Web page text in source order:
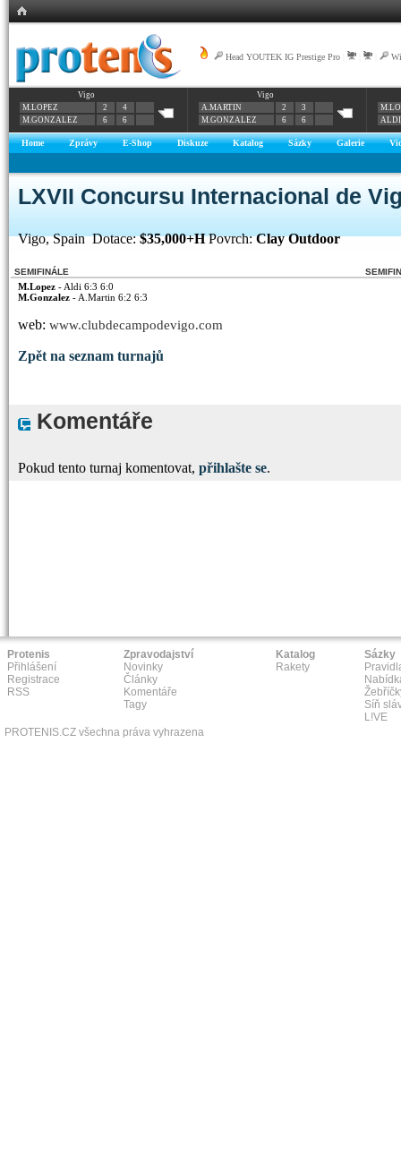
Head YOUTEK IG Prestige Pro
Vigo
M.LOPEZ
2
4
M.GONZALEZ
6 6
Vigo
A.MARTIN
2
3
M.GONZALEZ
6 6
ALDI
Home Zprávy E-Shop Diskuze Katalog Sázky Galerie
LXVII Concursu Internacional de
Vigo, Spain Dotace:$35,000+HPovrch:Clay Outdoor
SEMIFINÁLE
M.Lopez - Aldi 6:3 6:0
M.Gonzalez - A.Martin 6:2 6:3
web: www.clubdecampodevigo.com
Zpět na seznam turnajů
Komentáře
Pokud tento turnaj komentovat, přihlašte se.
Protenis
Přihlášení
Registrace
RSS
Zpravodajství
Novinky
Články
Komentáře
Tagy
Katalog
Rakety
Sázky
Síň
L!VE
PROTENIS.CZ všechna práva vyhrazena